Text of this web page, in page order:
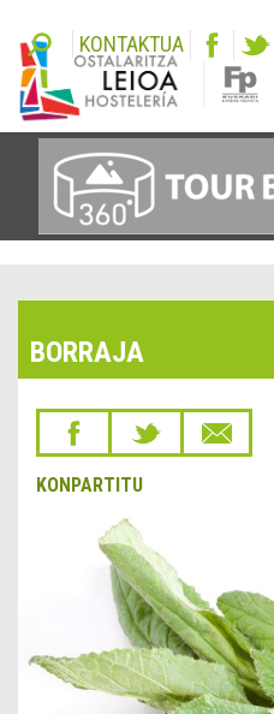
KONTAKTUA
BORRAJA
KONPARTITU